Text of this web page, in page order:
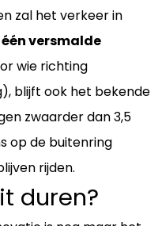
zal het verkeer in
één versmalde
wie richting
blijft ook het bekende
zwaarder dan 3,5
op de buitenring
rijden.
duren?